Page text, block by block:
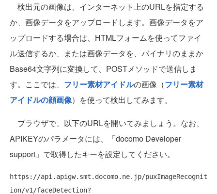
検出元の画像は、インターネット上のURLを指定する
か、画像データをアップロードします。画像データをア
ップロードする場合は、HTMLフォームを使ってファイ
ル送信するか、または画像データを、バイナリのままか
Base64文字列に変換して、POSTメソッドで送信しま
す。ここでは、 フリー素材アイドルの画像（フリー素材
アイドルの顔画像）を使って検出してみます。
ブラウザで、以下のURLを開いてみましょう。なお、
APIKEYのパラメータには、
「docomo Developer
support」で取得したキーを設定してください。
https://api.apigw.smt.docomo.ne.jp/puxImageRecognit
ion/v1/faceDetection?